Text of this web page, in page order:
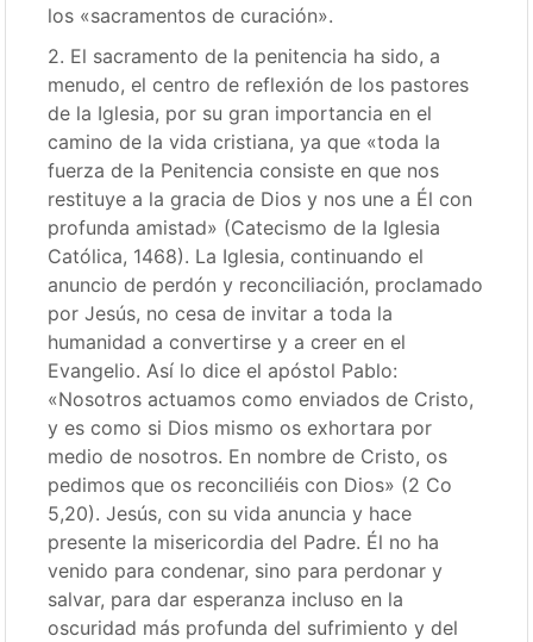
los «sacramentos de curación».
2. El sacramento de la penitencia ha sido, a
menudo, el centro de reflexión de los pastores
de la Iglesia, por su gran importancia en el
camino de la vida cristiana, ya que «toda la
fuerza de la Penitencia consiste en que nos
restituye a la gracia de Dios y nos une a Él con
profunda amistad» (Catecismo de la Iglesia
Católica, 1468). La Iglesia, continuando el
anuncio de perdón y reconciliación, proclamado
por Jesús, no cesa de invitar a toda la
humanidad a convertirse y a creer en el
Evangelio. Así lo dice el apóstol Pablo:
«Nosotros actuamos como enviados de Cristo,
y es como si Dios mismo os exhortara por
medio de nosotros. En nombre de Cristo, os
pedimos que os reconciliéis con Dios» (2 Co
5,20). Jesús, con su vida anuncia y hace
presente la misericordia del Padre. Él no ha
venido para condenar, sino para perdonar y
salvar, para dar esperanza incluso en la
oscuridad más profunda del sufrimiento y del